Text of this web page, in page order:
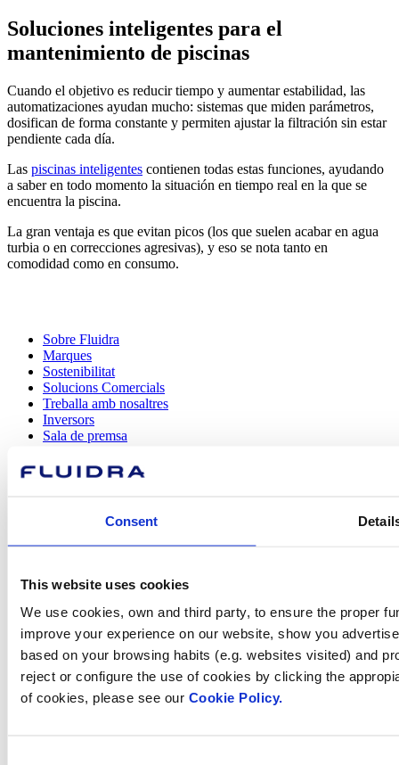
Consent
This website uses cookies
We use cookies, own and third party, to ensure the proper
improve your experience on our website, show you
based on your browsing habits (e.g. websites visited) and
reject or configure the use of cookies by clicking the
of cookies, please see our Cookie Policy.
Soluciones inteligentes para el
mantenimiento de piscinas
Cuando el objetivo es reducir tiempo y aumentar estabilidad, las
automatizaciones ayudan mucho: sistemas que miden parámetros,
dosifican de forma constante y permiten ajustar la filtración sin estar
pendiente cada día.
Las piscinas inteligentes contienen todas estas funciones, ayudando
a saber en todo momento la situación en tiempo real en la que se
encuentra la piscina.
La gran ventaja es que evitan picos (los que suelen acabar en agua
turbia o en correcciones agresivas), y eso se nota tanto en
comodidad como en consumo.
Sobre Fluidra
Marques
Sostenibilitat
Solucions Comercials
Treballa amb nosaltres
Inversors
Sala de premsa
Com podem
ajudar-te?
Contacta amb nosaltres